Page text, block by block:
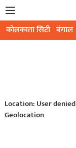
कोलकाता सिटी बंगाल
Location: User denied
Geolocation